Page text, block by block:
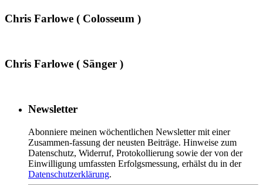
Chris Farlowe ( Colosseum )
Chris Farlowe ( Sänger )
Newsletter
Abonniere meinen wöchentlichen Newsletter mit einer
Zusammen-fassung der neusten Beiträge. Hinweise zum
Datenschutz, Widerruf, Protokollierung sowie der von der
Einwilligung umfassten Erfolgsmessung, erhälst du in der
Datenschutzerklärung.